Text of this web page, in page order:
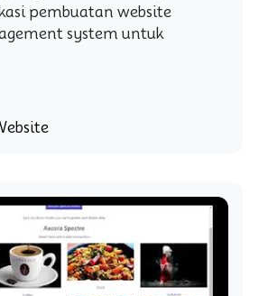
pembuatan website
system untuk